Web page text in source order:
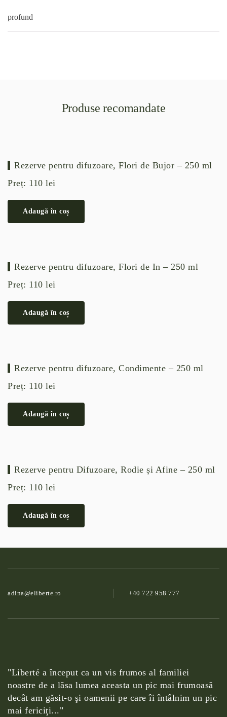
profund
Produse recomandate
Rezerve pentru difuzoare, Flori de Bujor – 250 ml
Preț: 110 lei
Adaugă în coș
Rezerve pentru difuzoare, Flori de In – 250 ml
Preț: 110 lei
Adaugă în coș
Rezerve pentru difuzoare, Condimente – 250 ml
Preț: 110 lei
Adaugă în coș
Rezerve pentru Difuzoare, Rodie și Afine – 250 ml
Preț: 110 lei
Adaugă în coș
adina@­eliberte.ro +40 722 958 777
"Liberté a început ca un vis frumos al familiei
noastre de a lăsa lumea aceasta un pic mai frumoasă
decât am găsit-o şi oamenii pe care îi întâlnim un pic
mai fericiţi..."